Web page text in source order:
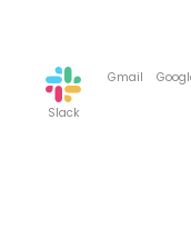
Slack
Gmail